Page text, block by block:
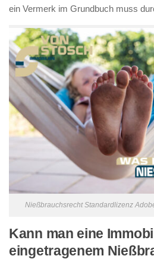
ein Vermerk im Grundbuch muss
Nießbrauchsrecht Standardlizenz
Kann man eine
eingetragenem